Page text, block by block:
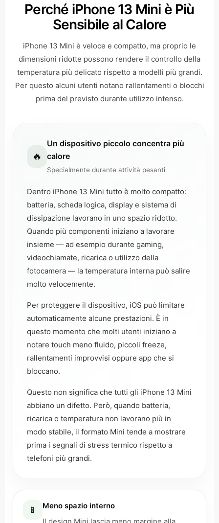
Perché iPhone 13 Mini è Più
Sensibile al Calore
iPhone 13 Mini è veloce e compatto, ma proprio le
dimensioni ridotte possono rendere il controllo della
temperatura più delicato rispetto a modelli più grandi.
Per questo alcuni utenti notano rallentamenti o blocchi
prima del previsto durante utilizzo intenso.
🔥
Un dispositivo piccolo concentra più
calore
Specialmente durante attività pesanti
Dentro iPhone 13 Mini tutto è molto compatto:
batteria, scheda logica, display e sistema di
dissipazione lavorano in uno spazio ridotto.
Quando più componenti iniziano a lavorare
insieme — ad esempio durante gaming,
videochiamate, ricarica o utilizzo della
fotocamera — la temperatura interna può salire
molto velocemente.
Per proteggere il dispositivo, iOS può limitare
automaticamente alcune prestazioni. È in
questo momento che molti utenti iniziano a
notare touch meno fluido, piccoli freeze,
rallentamenti improvvisi oppure app che si
bloccano.
Questo non significa che tutti gli iPhone 13 Mini
abbiano un difetto. Però, quando batteria,
ricarica o temperatura non lavorano più in
modo stabile, il formato Mini tende a mostrare
prima i segnali di stress termico rispetto a
telefoni più grandi.
📱
Meno spazio interno
Il design Mini lascia meno margine alla